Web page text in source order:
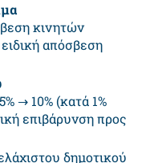
κινητών
απόσβεση
→ 10% (κατά 1%
επιβάρυνση προς
δημοτικού